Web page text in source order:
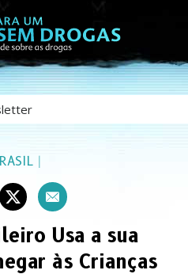
|
Usa a sua
às Crianças